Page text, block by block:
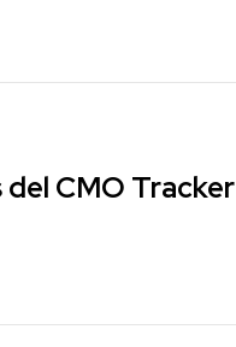
del CMO Tracker